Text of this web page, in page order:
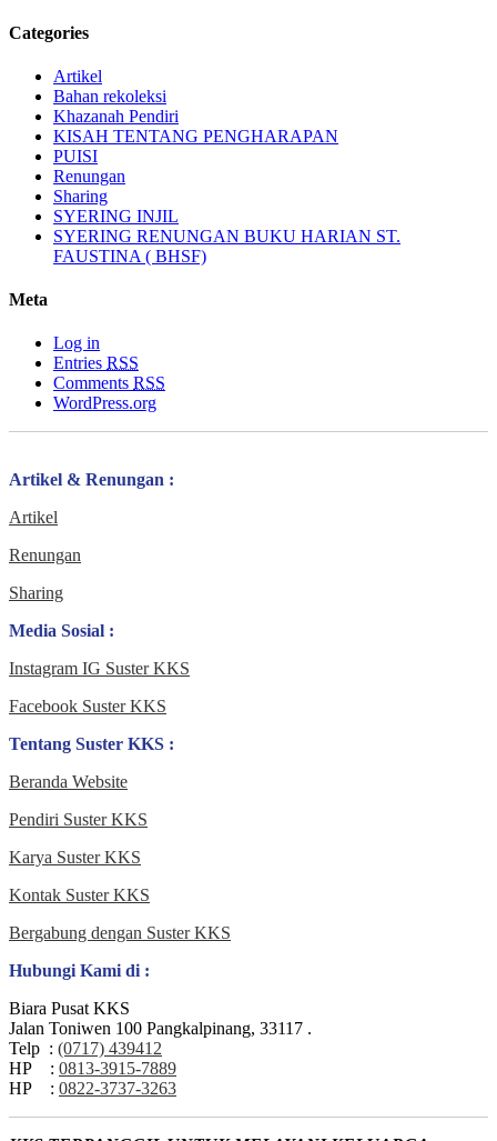
Categories
Artikel
Bahan rekoleksi
Khazanah Pendiri
KISAH TENTANG PENGHARAPAN
PUISI
Renungan
Sharing
SYERING INJIL
SYERING RENUNGAN BUKU HARIAN ST.
FAUSTINA ( BHSF)
Meta
Log in
Entries RSS
Comments RSS
WordPress.org
Artikel & Renungan :
Artikel
Renungan
Sharing
Media Sosial :
Instagram IG Suster KKS
Facebook Suster KKS
Tentang Suster KKS :
Beranda Website
Pendiri Suster KKS
Karya Suster KKS
Kontak Suster KKS
Bergabung dengan Suster KKS
Hubungi Kami di :
Biara Pusat KKS
Jalan Toniwen 100 Pangkalpinang, 33117 .
Telp : (0717) 439412
HP : 0813-3915-7889
HP : 0822-3737-3263